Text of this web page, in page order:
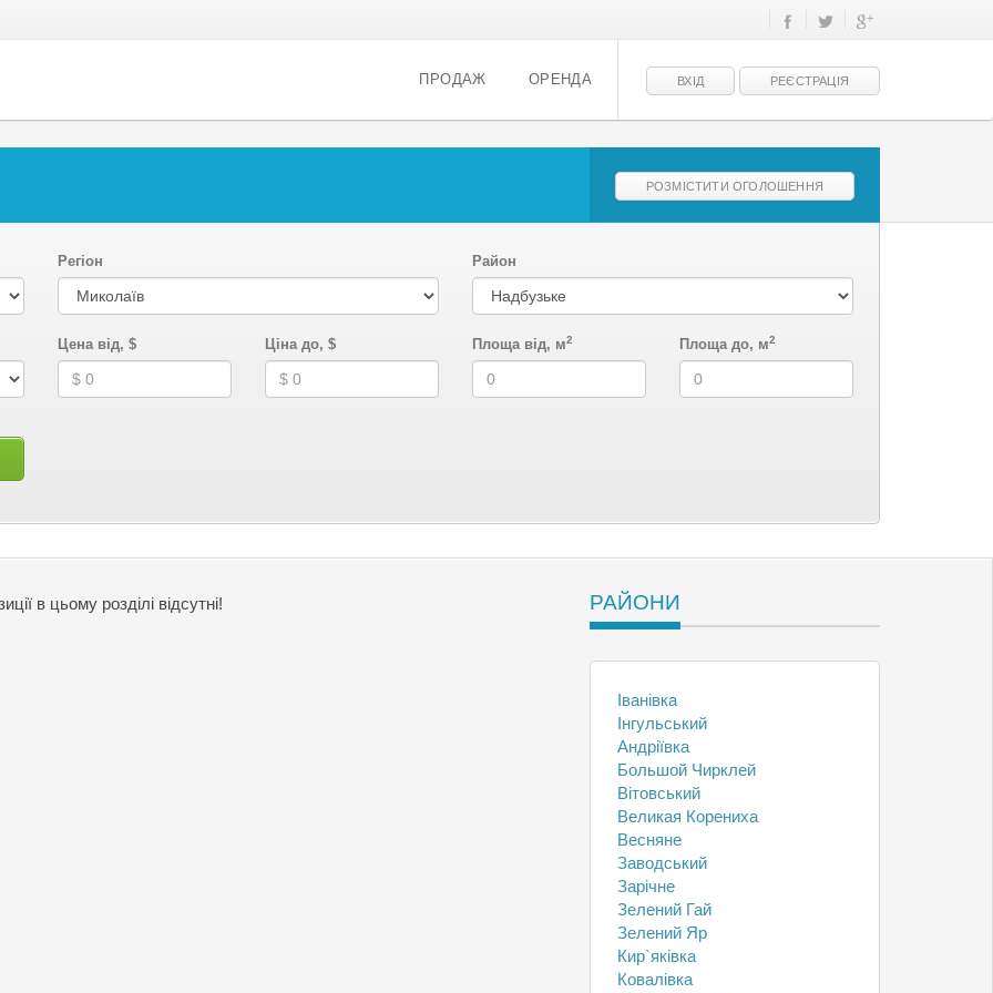
ВХІД РЕЄСТРАЦІЯ
ПРОДАЖ ОРЕНДА
РОЗМІСТИТИ ОГОЛОШЕННЯ
Регіон Район
Цена від, $ Ціна до, $ Площа від, м2 Площа до, м2
в цьому розділі відсутні! РАЙОНИ
Іванівка
Інгульський
Андріївка
Большой Чирклей
Вітовський
Великая Корениха
Весняне
Заводський
Зарічне
Зелений Гай
Зелений Яр
Кир`яківка
Ковалівка